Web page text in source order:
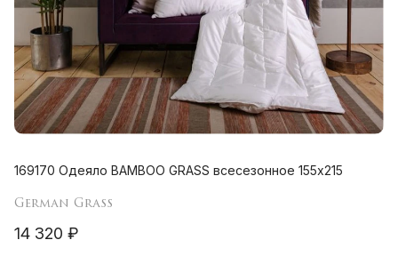
169170 Одеяло BAMBOO GRASS всесезонное 155х215
German Grass
14 320 ₽